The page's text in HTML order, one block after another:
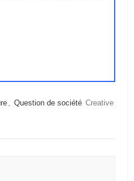
, Question de société Creative